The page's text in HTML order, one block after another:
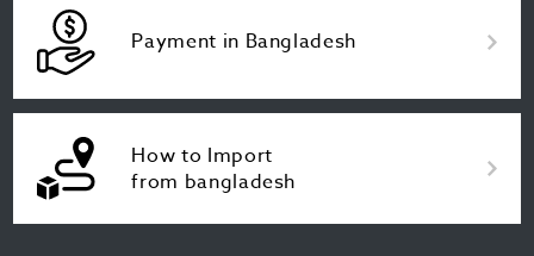
Payment in Bangladesh
How to Import
from bangladesh